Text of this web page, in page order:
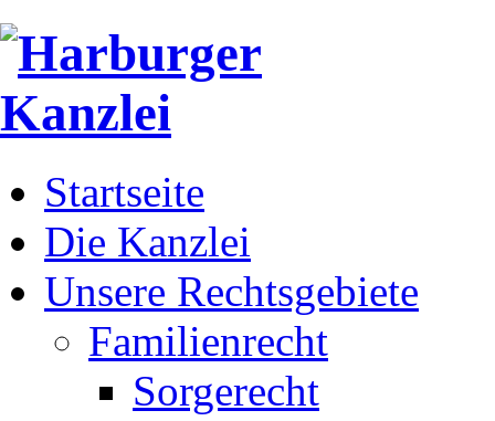
Startseite
Die Kanzlei
Unsere Rechtsgebiete
Familienrecht
Sorgerecht